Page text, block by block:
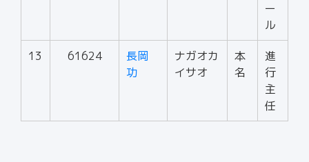
ー
ル
13 61624
長岡
功
ナガオカ
イサオ
本
名
進
行
主
任